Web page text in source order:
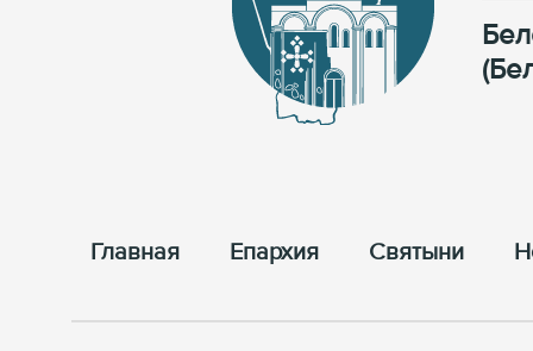
Главная Епархия Cвятыни